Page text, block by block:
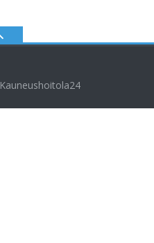
Kauneushoitola24